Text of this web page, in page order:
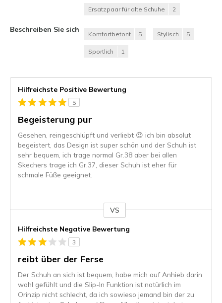
Ersatzpaar für alte Schuhe 2
Beschreiben Sie sich
Komfortbetont 5 Stylisch 5
Sportlich 1
Hilfreichste Positive Bewertung
5
Begeisterung pur
Gesehen, reingeschlüpft und verliebt 😍 ich bin absolut
begeistert, das Design ist super schön und der Schuh ist
sehr bequem, ich trage normal Gr.38 aber bei allen
Skechers trage ich Gr.37, dieser Schuh ist eher für
schmale Füße geeignet.
VS
Hilfreichste Negative Bewertung
3
reibt über der Ferse
Der Schuh an sich ist bequem, habe mich auf Anhieb darin
wohl gefühlt und die Slip-In Funktion ist natürlich im
Orinzip nicht schlecht, da ich sowieso jemand bin der zu